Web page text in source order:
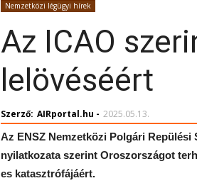
Nemzetközi légügyi hírek
Az ICAO
lelövéséért
Szerző: AIRportal.hu - 2025.05.13.
Az ENSZ Nemzetközi Polgári Repülési
nyilatkozata szerint Oroszországot
es katasztrófájáért.